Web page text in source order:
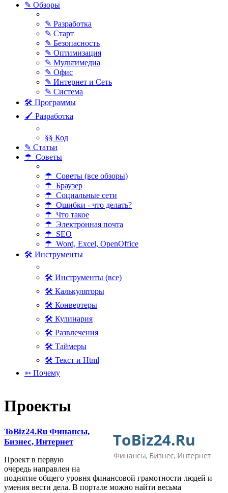
✎ Обзоры
✎ Разработка
✎ Старт
✎ Безопасность
✎ Оптимизация
✎ Мультимедиа
✎ Офис
✎ Интернет и Сеть
✎ Система
🛠 Программы
🖌 Разработка
§§ Код
✎ Статьи
☂ Советы
☂ Советы (все обзоры)
☂ Браузер
☂ Социальные сети
☂ Ошибки - что делать?
☂ Что такое
☂ Электронная почта
☂ SEO
☂ Word, Excel, OpenOffice
🛠 Инструменты
🛠 Инструменты (все)
🛠 Калькуляторы
🛠 Конвертеры
🛠 Кулинария
🛠 Развлечения
🛠 Таймеры
🛠 Текст и Html
➳ Почему
Проекты
ToBiz24.Ru Финансы,
Бизнес, Интернет
Проект в первую
очередь направлен на
поднятие общего уровня финансовой грамотности людей и
умения вести дела. В портале можно найти весьма